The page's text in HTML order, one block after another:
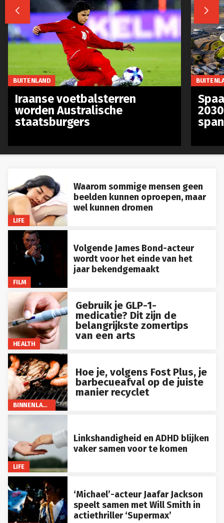
LIFE
Waarom sommige mensen geen
beelden kunnen oproepen, maar
wel kunnen dromen
FILM
Volgende James Bond-acteur
wordt voor het einde van het
jaar bekendgemaakt
HEALTH
Gebruik je GLP-1-
medicatie? Dit zijn de
belangrijkste zomertips
van een arts
BINNENLAND
Hoe je, volgens Fost Plus, je
barbecueafval op de juiste
manier recyclet
LIFE
Linkshandigheid en ADHD blijken
vaker samen voor te komen
‘Michael’-acteur Jaafar Jackson
speelt samen met Will Smith in
actiethriller ‘Supermax’
 
BUITENLAND
Iraanse voetbalsterren
worden Australische
staatsburgers